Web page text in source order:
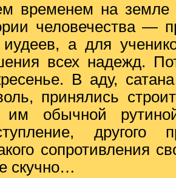
временем на
человечества —
а для
всех надежд.
В аду,
принялись
им обычной
другого
сопротивления
скучно…